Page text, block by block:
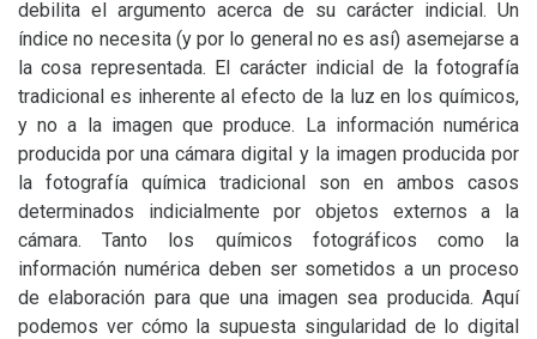
debilita el argumento acerca de su carácter indicial. Un
índice no necesita (y por lo general no es así) asemejarse a
la cosa representada. El carácter indicial de la fotografía
tradicional es inherente al efecto de la luz en los químicos,
y no a la imagen que produce. La información numérica
producida por una cámara digital y la imagen producida por
la fotografía química tradicional son en ambos casos
determinados indicialmente por objetos externos a la
cámara. Tanto los químicos fotográficos como la
información numérica deben ser sometidos a un proceso
de elaboración para que una imagen sea producida. Aquí
podemos ver cómo la supuesta singularidad de lo digital